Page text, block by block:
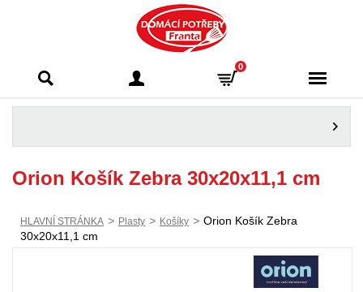
Franta - Příbram
0
Orion Košík Zebra 30x20x11,1 cm
HLAVNÍ STRÁNKA > Plasty > Košíky > Orion Košík Zebra
30x20x11,1 cm